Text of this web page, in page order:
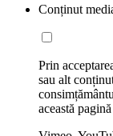
Conținut
Prin
sau alt
această